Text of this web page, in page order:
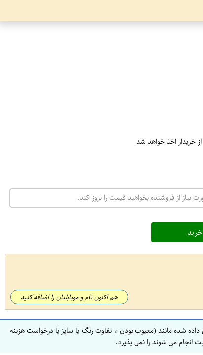
خریدار اخذ خواهد شد.
از فروشنده بخواهید قیمت را بروز کند.
هم اکنون نام و موبایلتان را اضافه کنید
شده مانند (معیوب بودن ، تفاوت رنگ یا سایز یا درخواست هزینه
انجام می شوند را نمی پذیرد.